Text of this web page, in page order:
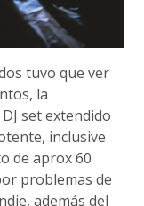
tuvo que ver
la
set extendido
inclusive
de aprox 60
problemas de
además del